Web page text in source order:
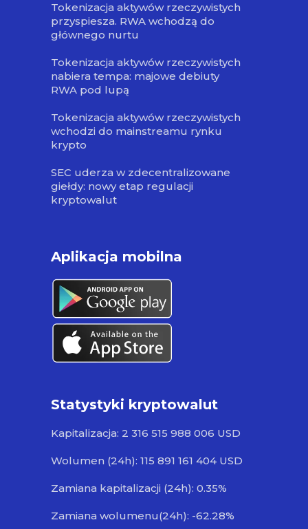
Tokenizacja aktywów rzeczywistych
przyspiesza. RWA wchodzą do
głównego nurtu
Tokenizacja aktywów rzeczywistych
nabiera tempa: majowe debiuty
RWA pod lupą
Tokenizacja aktywów rzeczywistych
wchodzi do mainstreamu rynku
krypto
SEC uderza w zdecentralizowane
giełdy: nowy etap regulacji
kryptowalut
Aplikacja mobilna
Statystyki kryptowalut
Kapitalizacja: 2 316 515 988 006 USD
Wolumen (24h): 115 891 161 404 USD
Zamiana kapitalizacji (24h): 0.35%
Zamiana wolumenu(24h): -62.28%